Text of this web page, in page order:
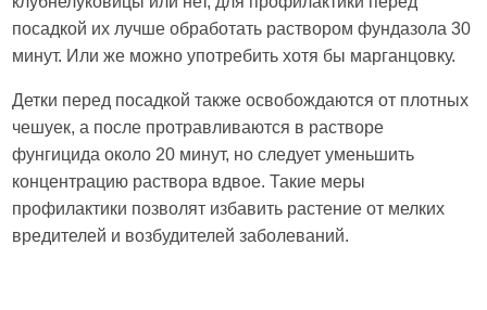
посадкой их лучше обработать раствором фундазола 30
минут. Или же можно употребить хотя бы марганцовку.
Детки перед посадкой также освобождаются от плотных
чешуек, а после протравливаются в растворе
фунгицида около 20 минут, но следует уменьшить
концентрацию раствора вдвое. Такие меры
профилактики позволят избавить растение от мелких
вредителей и возбудителей заболеваний.